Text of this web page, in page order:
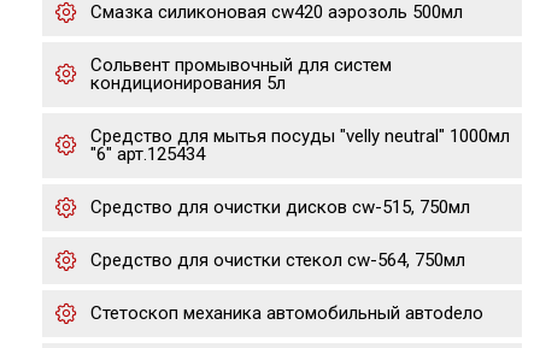
Смазка cиликоновая cw420 аэрозоль 500мл
Сольвент промывочный для систем
кондиционирования 5л
Средство для мытья посуды "velly neutral" 1000мл
"6" арт.125434
Средство для очистки дисков cw-515, 750мл
Средство для очистки стекол cw-564, 750мл
Стетоскоп механика автомобильный автоdело